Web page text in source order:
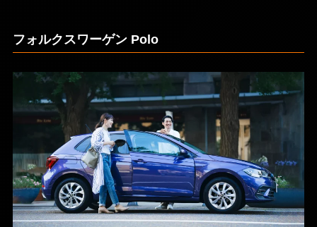
フォルクスワーゲン Polo